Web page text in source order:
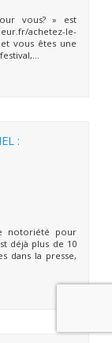
vous? » est
achetez-le-
vous êtes une
:
notoriété pour
déjà plus de 10
dans la presse,